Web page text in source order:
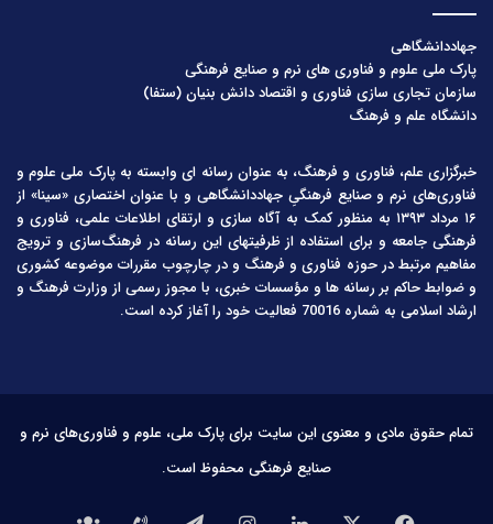
جهاددانشگاهی
پارک ملی علوم و فناوری های نرم و صنایع فرهنگی
سازمان تجاری سازی فناوری و اقتصاد دانش بنیان (ستفا)
دانشگاه علم و فرهنگ
خبرگزاری علم، فناوری و فرهنگ، به عنوان رسانه ای وابسته به پارک ملی علوم و
فناوری‌های نرم و صنایع فرهنگیِ جهاددانشگاهی و با عنوان اختصاری «سینا» از
۱۶ مرداد ۱۳۹۳ به منظور کمک به آگاه سازی و ارتقای اطلاعات علمی، فناوری و
فرهنگی جامعه و برای استفاده از ظرفیتهای این رسانه در فرهنگ‌سازی و ترویج
مفاهیم مرتبط در حوزه فناوری و فرهنگ و در چارچوب مقررات موضوعه کشوری
و ضوابط حاکم بر رسانه ها و مؤسسات خبری، با مجوز رسمی از وزارت فرهنگ و
ارشاد اسلامی به شماره 70016 فعالیت خود را آغاز کرده است.
تمام حقوق مادی و معنوی این سایت برای پارک ملی، علوم و فناوری‌های نرم و
صنایع فرهنگی محفوظ است.